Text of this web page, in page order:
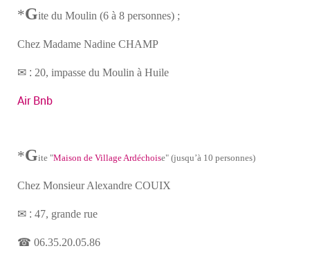
*Gite du Moulin (6 à 8 personnes) ;
Chez Madame Nadine CHAMP
✉ : 20, impasse du Moulin à Huile
Air Bnb
*Gite "Maison de Village Ardéchoise" (jusqu’à 10 personnes)
Chez Monsieur Alexandre COUIX
✉ : 47, grande rue
☎ 06.35.20.05.86